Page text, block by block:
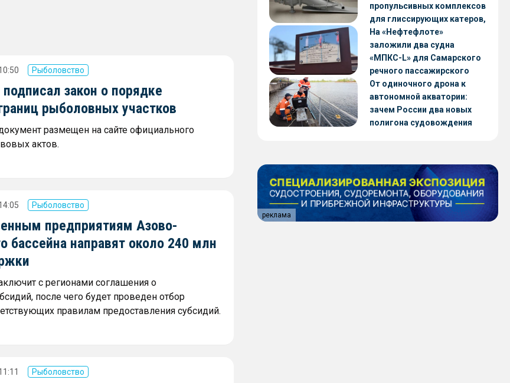
Рыболовство
закон о порядке
рыболовных участков
размещен на сайте официального
актов.
Рыболовство
предприятиям Азово-
бассейна направят около 240 млн
с регионами соглашения о
после чего будет проведен отбор
правилам предоставления субсидий.
Рыболовство
пропульсивных комплексов
для глиссирующих катеров,
скоростных судов и судов с
малой осадкой
На «Нефтефлоте»
заложили два судна
«МПКС-L» для Самарского
речного пассажирского
предприятия
От одиночного дрона к
автономной акватории:
зачем России два новых
полигона судовождения
реклама